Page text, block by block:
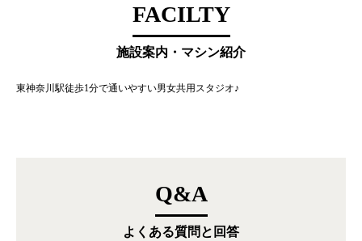
FACILTY
施設案内・マシン紹介
東神奈川駅徒歩1分で通いやすい男女共用スタジオ♪
Q&A
よくある質問と回答